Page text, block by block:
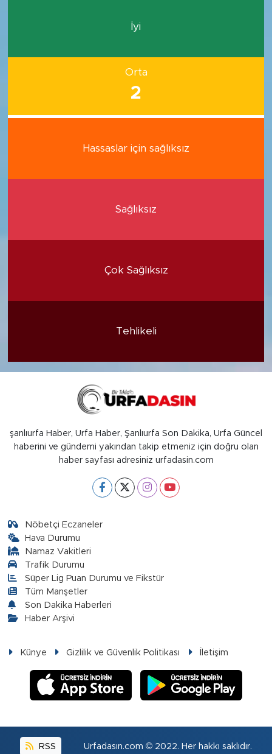
İyi
Orta
2
Hassaslar için sağlıksız
Sağlıksız
Çok Sağlıksız
Tehlikeli
şanlıurfa Haber, Urfa Haber, Şanlıurfa Son Dakika, Urfa Güncel
haberini ve gündemi yakından takip etmeniz için doğru olan
haber sayfası adresiniz urfadasin.com
Nöbetçi Eczaneler
Hava Durumu
Namaz Vakitleri
Trafik Durumu
Süper Lig Puan Durumu ve Fikstür
Tüm Manşetler
Son Dakika Haberleri
Haber Arşivi
Künye Gizlilik ve Güvenlik Politikası İletişim
RSS Urfadasın.com © 2022. Her hakkı saklıdır.